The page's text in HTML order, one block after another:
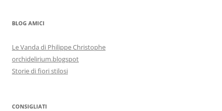
BLOG AMICI
Le Vanda di Philippe Christophe
orchidelirium.blogspot
Storie di fiori stilosi
CONSIGLIATI